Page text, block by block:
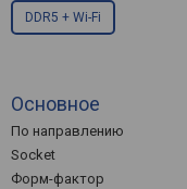
DDR5 + Wi-Fi
Основное
По направлению
Socket
Форм-фактор